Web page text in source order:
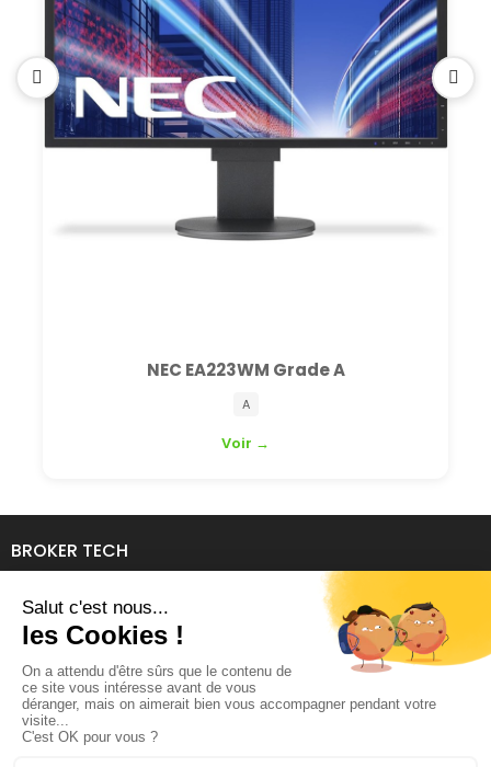
NEC EA223WM Grade A
A
Voir →
BROKER TECH
134 Avenue de l'Industrie
69140 RILLIEUX-LA-PAPE
04 78 39 94 06
contact@brokertech.fr